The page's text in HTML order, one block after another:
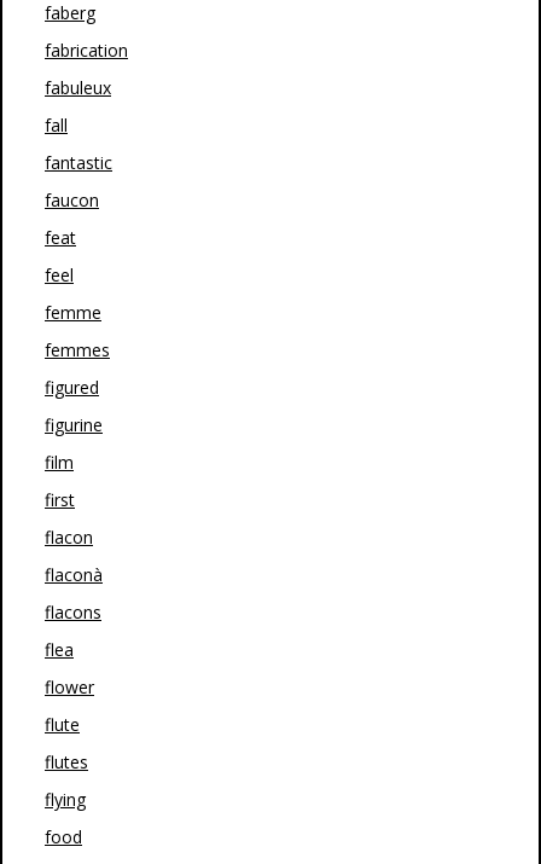
faberg
fabrication
fabuleux
fall
fantastic
faucon
feat
feel
femme
femmes
figured
figurine
film
first
flacon
flaconà
flacons
flea
flower
flute
flutes
flying
food